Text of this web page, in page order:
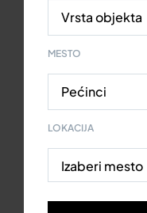
MESTO
LOKACIJA
Izaberi mesto